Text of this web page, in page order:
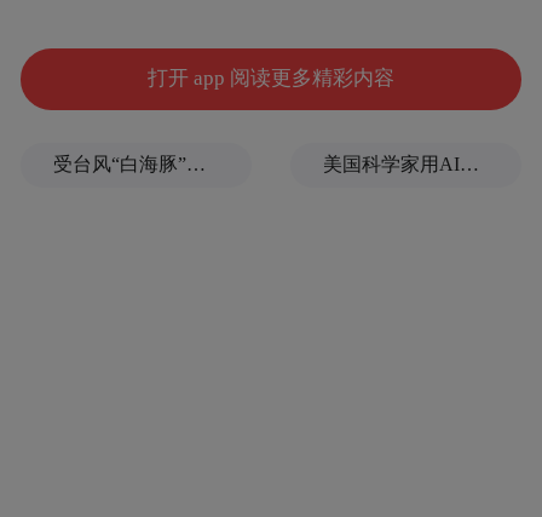
打开 app 阅读更多精彩内容
受台风“白海豚”影响，福建沿海40条航线停航 美国科学家用AI设计出新病毒